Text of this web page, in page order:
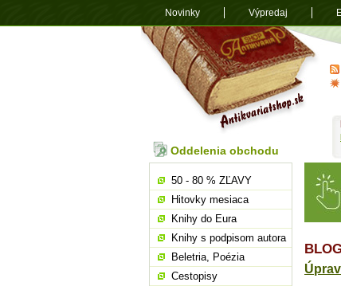
Oddelenia obchodu
50 - 80 % ZĽAVY
Hitovky mesiaca
Knihy do Eura
Knihy s podpisom autora
Beletria, Poézia
Cestopisy
Novinky Výpredaj